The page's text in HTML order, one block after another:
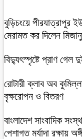
বুড়িচংয়ে পীরযাত্রাপুর
মেরামত কর দিলেন
বিদ্যুৎস্পৃষ্টে প্রাণ গেল
রোটারী ক্লাব অব
বৃক্ষরোপন ও বিতরণ
বাংলাদেশ সাংবাদিক
পেশাগত মর্যাদা রক্ষায়